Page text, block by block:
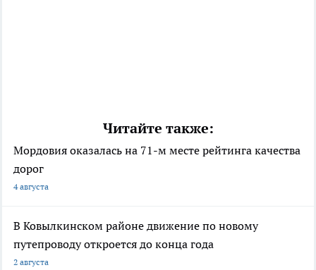
Читайте также:
Мордовия оказалась на 71-м месте рейтинга качества
дорог
4 августа
В Ковылкинском районе движение по новому
путепроводу откроется до конца года
2 августа